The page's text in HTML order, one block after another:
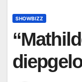
SHOWBIZZ